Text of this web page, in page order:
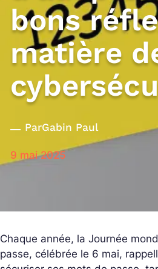
bons
matière
ParGabin Paul
9 mai 2025
Chaque année, la Journée
passe, célébrée le 6 mai,